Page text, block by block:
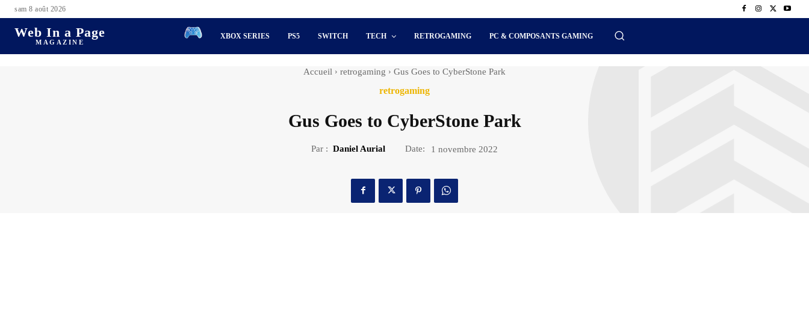
sam 8 août 2026
Web In a Page
MAGAZINE
XBOX SERIES PS5 SWITCH TECH RETROGAMING PC & COMPOSANTS GAMING
Accueil retrogaming Gus Goes to CyberStone Park
retrogaming
Gus Goes to CyberStone Park
Par : Daniel Aurial Date: 1 novembre 2022